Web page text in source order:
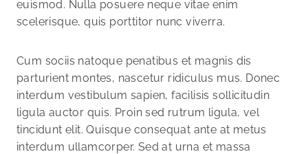
euismod. Nulla posuere neque vitae enim
scelerisque, quis porttitor nunc viverra.
Cum sociis natoque penatibus et magnis dis
parturient montes, nascetur ridiculus mus. Donec
interdum vestibulum sapien, facilisis sollicitudin
ligula auctor quis. Proin sed rutrum ligula, vel
tincidunt elit. Quisque consequat ante at metus
interdum ullamcorper. Sed at urna et massa